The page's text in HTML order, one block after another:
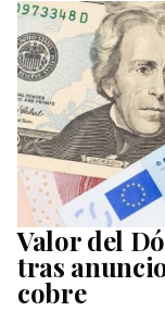
Valor del
tras
cobre